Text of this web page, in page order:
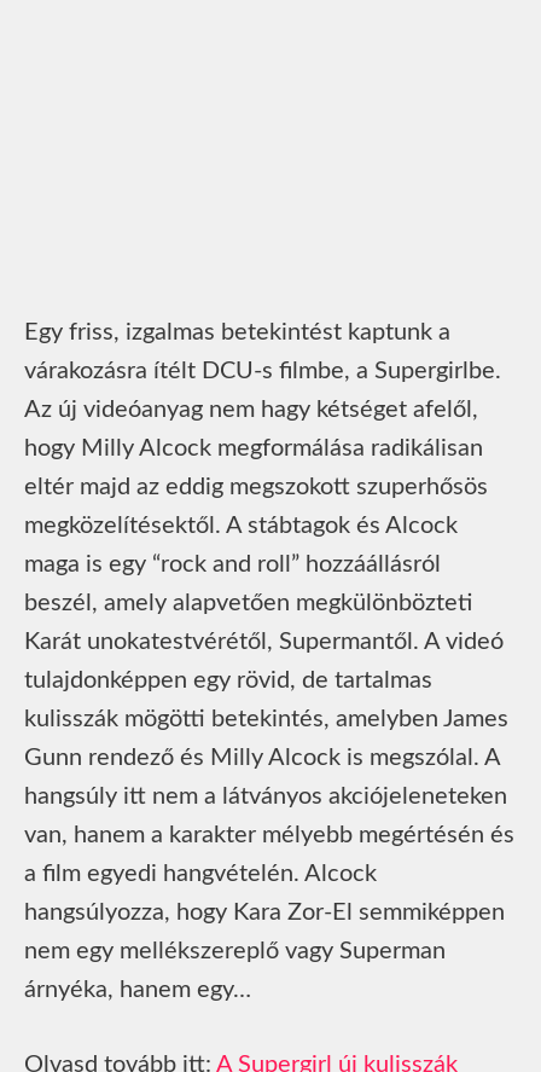
Egy friss, izgalmas betekintést kaptunk a
várakozásra ítélt DCU-s filmbe, a Supergirlbe.
Az új videóanyag nem hagy kétséget afelől,
hogy Milly Alcock megformálása radikálisan
eltér majd az eddig megszokott szuperhősös
megközelítésektől. A stábtagok és Alcock
maga is egy “rock and roll” hozzáállásról
beszél, amely alapvetően megkülönbözteti
Karát unokatestvérétől, Supermantől. A videó
tulajdonképpen egy rövid, de tartalmas
kulisszák mögötti betekintés, amelyben James
Gunn rendező és Milly Alcock is megszólal. A
hangsúly itt nem a látványos akciójeleneteken
van, hanem a karakter mélyebb megértésén és
a film egyedi hangvételén. Alcock
hangsúlyozza, hogy Kara Zor-El semmiképpen
nem egy mellékszereplő vagy Superman
árnyéka, hanem egy…
Olvasd tovább itt: A Supergirl új kulisszák